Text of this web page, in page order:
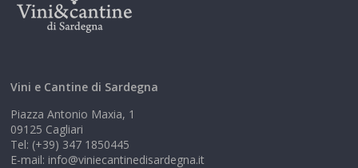
Vini e Cantine di Sardegna
Piazza Antonio Maxia, 1
09125 Cagliari
Tel: (+39) 347 1850445
E-mail: info@viniecantinedisardegna.it